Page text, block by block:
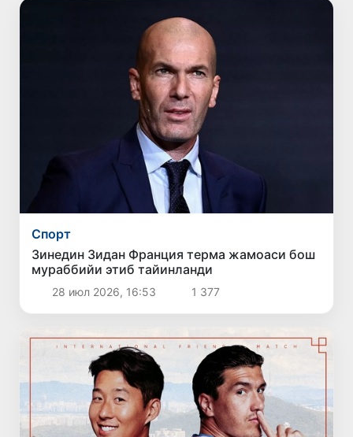
Спорт
Зинедин Зидан Франция терма жамоаси бош
мураббийи этиб тайинланди
28 июл 2026, 16:53 1 377